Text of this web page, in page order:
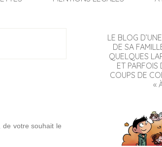
de votre souhait le
LE BLOG
DE SA
QUELQUES
ET PARFOIS
COUPS DE
«